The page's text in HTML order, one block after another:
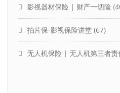
影视器材保险 | 财产一切险
拍片保-影视保险讲堂 (67)
无人机保险 | 无人机第三者责